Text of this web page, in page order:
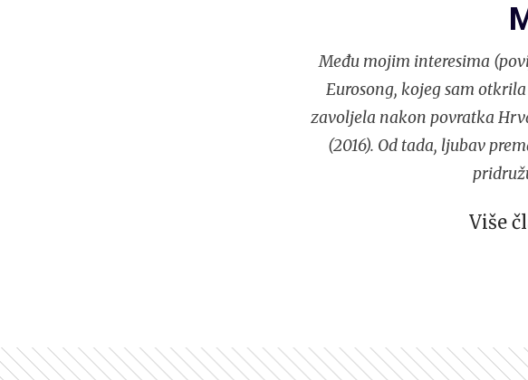
Među mojim interesima
Eurosong, kojeg sam
zavoljela nakon povratka
(2016). Od tada, ljubav
Više